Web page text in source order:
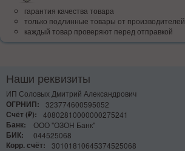
гарантия качества товара
только подлинные товары от производителей
каждый товар проверяют перед отправкой
Наши реквизиты
ИП Соловых Дмитрий Александрович
ОГРНИП:
323774600595052
Счёт (₽):
40802810000000275241
Банк:
ООО "ОЗОН Банк"
БИК:
044525068
Корр. счёт:
30101810645374525068